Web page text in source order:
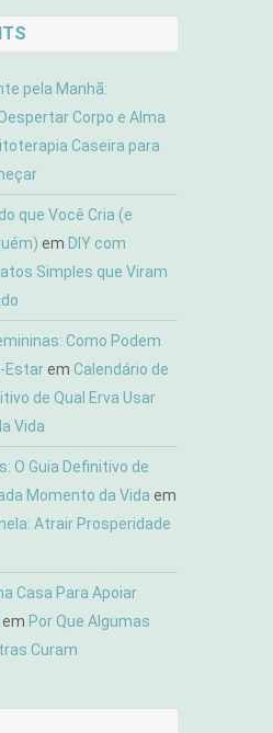
pela Manhã:
Corpo e Alma
Caseira para
que Você Cria (e
em DIY com
Simples que Viram
Como Podem
EstaremCalendário de
de Qual Erva Usar
Vida
O Guia Definitivo de
Momento da Vida em
Atrair Prosperidade
Casa Para Apoiar
em Por Que Algumas
Curam